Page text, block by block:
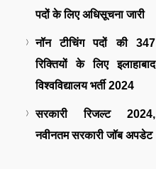
पदों के लिए अधिसूचना जारी
नॉन टीचिंग पदों की 347
रिक्तियों के लिए इलाहाबाद
विश्वविद्यालय भर्ती 2024
सरकारी रिजल्ट 2024,
नवीनतम सरकारी जॉब अपडेट